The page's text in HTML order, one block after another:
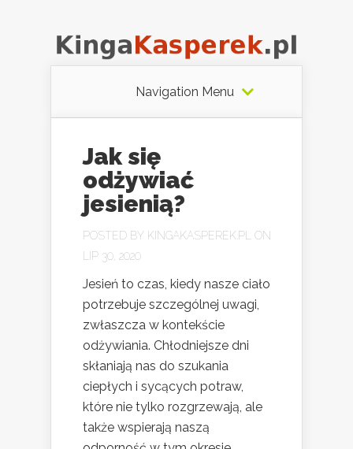
Navigation Menu
Jak się
odżywiać
jesienią?
POSTED BY KINGAKASPEREK.PL
ON
LIP 30, 2020
Jesień to czas, kiedy nasze ciało
potrzebuje szczególnej uwagi,
zwłaszcza w kontekście
odżywiania. Chłodniejsze dni
skłaniają nas do szukania
ciepłych i sycących potraw,
które nie tylko rozgrzewają, ale
także wspierają naszą